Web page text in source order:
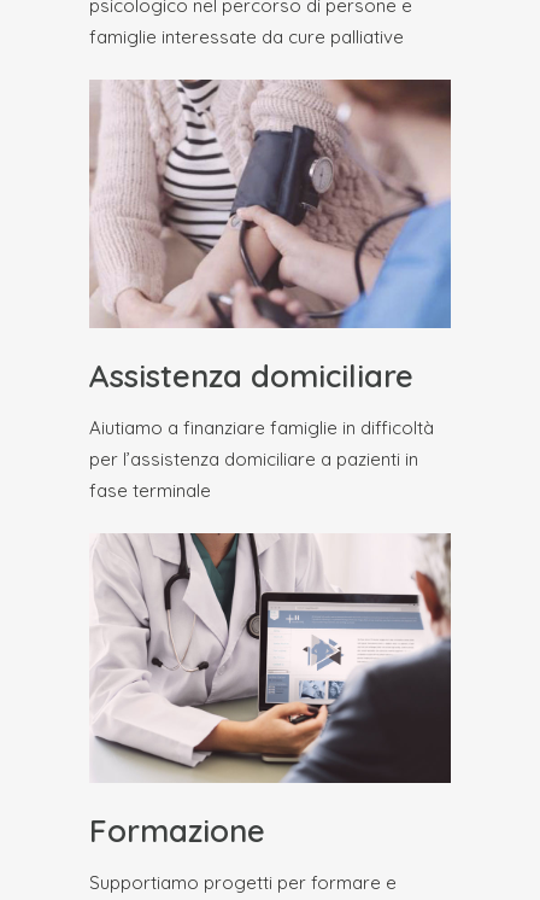
psicologico nel percorso di persone e
famiglie interessate da cure palliative
Assistenza domiciliare
Aiutiamo a finanziare famiglie in difficoltà
per l’assistenza domiciliare a pazienti in
fase terminale
Formazione
Supportiamo progetti per formare e